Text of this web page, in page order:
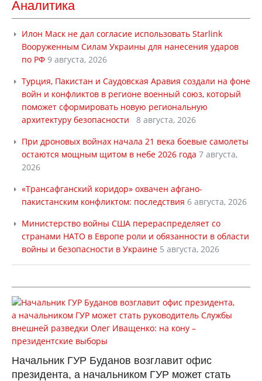
Аналитика
Илон Маск не дал согласие использовать Starlink
Вооруженным Силам Украины для нанесения ударов
по РФ 9 августа, 2026
Турция, Пакистан и Саудовская Аравия создали на фоне
войн и конфликтов в регионе военный союз, который
поможет сформировать новую региональную
архитектуру безопасности
8 августа, 2026
При дроновых войнах начала 21 века боевые самолеты
остаются мощным щитом в небе 2026 года 7 августа,
2026
«Трансафганский коридор» охвачен афгано-
пакистанским конфликтом: последствия 6 августа, 2026
Министерство войны США перераспределяет со
странами НАТО в Европе роли и обязанности в области
войны и безопасности в Украине 5 августа, 2026
Начальник ГУР Буданов возглавит офис
президента, а начальником ГУР может стать